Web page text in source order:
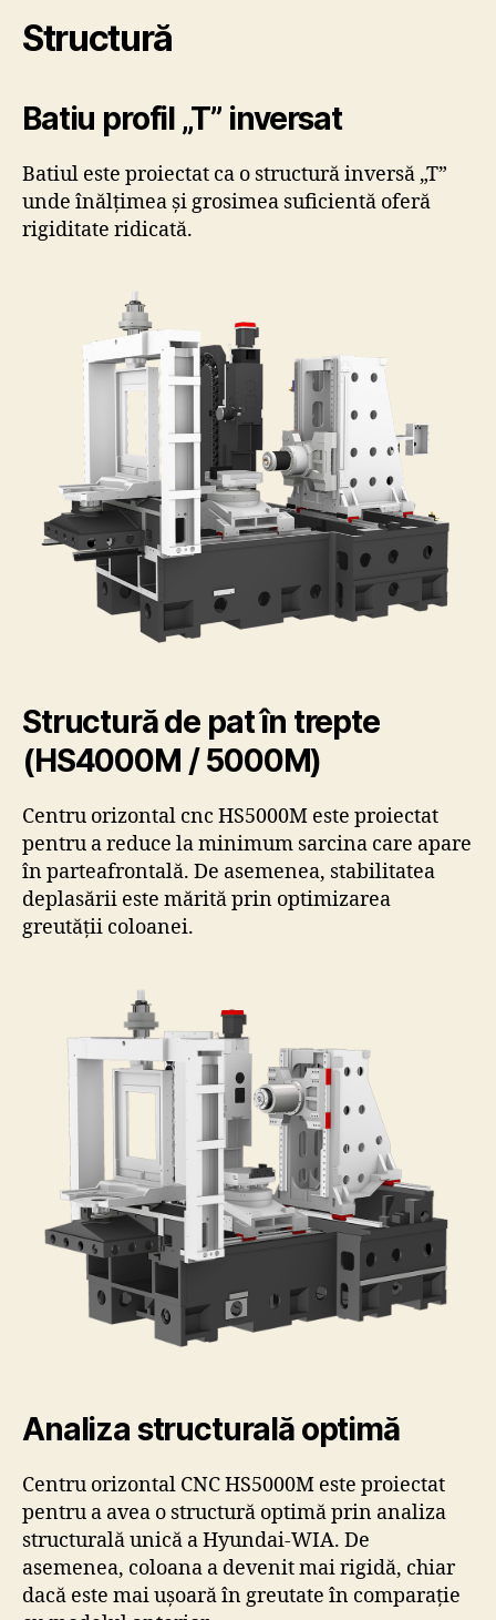
Structură
Batiu profil „T” inversat
Batiul este proiectat ca o structură inversă „T”
unde înălțimea și grosimea suficientă oferă
rigiditate ridicată.
Structură de pat în trepte
(HS4000M / 5000M)
Centru orizontal cnc HS5000M este proiectat
pentru a reduce la minimum sarcina care apare
în parteafrontală. De asemenea, stabilitatea
deplasării este mărită prin optimizarea
greutății coloanei.
Analiza structurală optimă
Centru orizontal CNC HS5000M este proiectat
pentru a avea o structură optimă prin analiza
structurală unică a Hyundai-WIA. De
asemenea, coloana a devenit mai rigidă, chiar
dacă este mai ușoară în greutate în comparație